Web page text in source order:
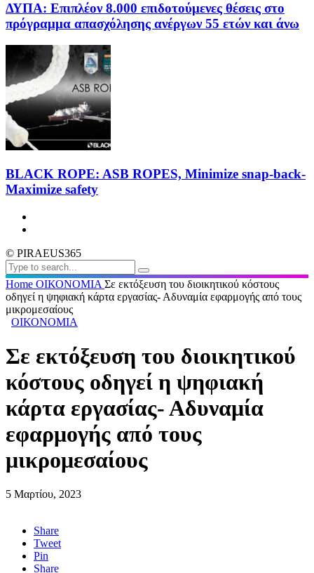
ΔΥΠΑ: Επιπλέον 8.000 επιδοτούμενες θέσεις στο
πρόγραμμα απασχόλησης ανέργων 55 ετών και άνω
BLACK ROPE: ASB ROPES, Minimize snap-back-
Maximize safety
© PIRAEUS365
Home ΟΙΚΟΝΟΜΙΑ Σε εκτόξευση του διοικητικού κόστους
οδηγεί η ψηφιακή κάρτα εργασίας- Αδυναμία εφαρμογής από τους
μικρομεσαίους
ΟΙΚΟΝΟΜΙΑ
Σε εκτόξευση του διοικητικού
κόστους οδηγεί η ψηφιακή
κάρτα εργασίας- Αδυναμία
εφαρμογής από τους
μικρομεσαίους
5 Μαρτίου, 2023
Share
Tweet
Pin
Share